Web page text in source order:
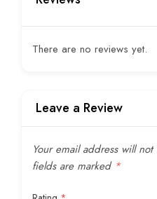
There are no reviews yet.
Leave a Review
Your email address will
fields are marked *